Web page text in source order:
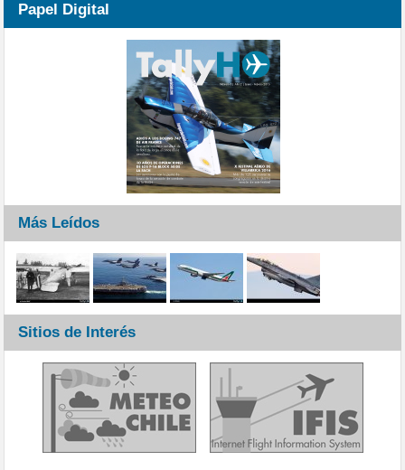
Papel Digital
Más Leídos
Sitios de Interés